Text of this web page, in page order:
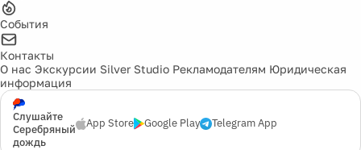
События
Контакты
О нас Экскурсии Silver Studio Рекламодателям Юридическая
информация
Слушайте
Серебряный
дождь
App Store Google Play Telegram App